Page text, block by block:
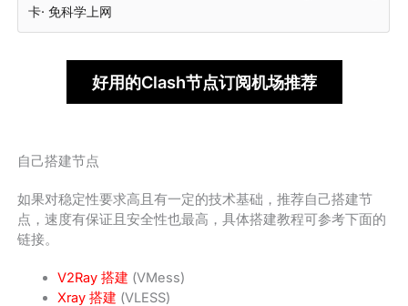
卡· 免科学上网
好用的Clash节点订阅机场推荐
自己搭建节点
如果对稳定性要求高且有一定的技术基础，推荐自己搭建节
点，速度有保证且安全性也最高，具体搭建教程可参考下面的
链接。
V2Ray 搭建 (VMess)
Xray 搭建 (VLESS)